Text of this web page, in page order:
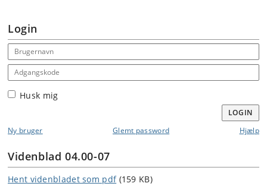
Login
Email address
Adgangskode
Husk mig
LOGIN
Ny bruger
Glemt password Hjælp
Videnblad 04.00-07
Hent videnbladet som pdf (159 KB)